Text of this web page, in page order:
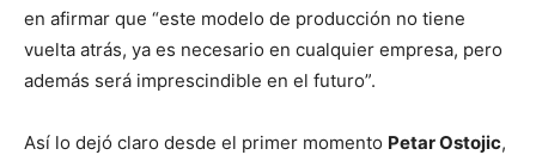
en afirmar que “este modelo de producción no tiene
vuelta atrás, ya es necesario en cualquier empresa, pero
además será imprescindible en el futuro”.
Así lo dejó claro desde el primer momento Petar Ostojic,